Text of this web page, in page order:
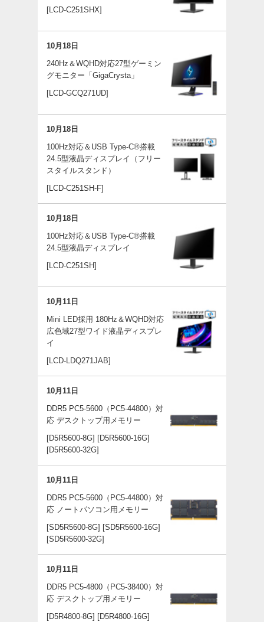
[LCD-C251SHX]
10月18日
240Hz＆WQHD対応27型ゲーミン
グモニター「GigaCrysta」
[LCD-GCQ271UD]
10月18日
100Hz対応＆USB Type-C®搭載
24.5型液晶ディスプレイ（フリー
スタイルスタンド）
[LCD-C251SH-F]
10月18日
100Hz対応＆USB Type-C®搭載
24.5型液晶ディスプレイ
[LCD-C251SH]
10月11日
Mini LED採用 180Hz＆WQHD対応
広色域27型ワイド液晶ディスプレ
イ
[LCD-LDQ271JAB]
10月11日
DDR5 PC5-5600（PC5-44800）対
応 デスクトップ用メモリー
[D5R5600-8G] [D5R5600-16G]
[D5R5600-32G]
10月11日
DDR5 PC5-5600（PC5-44800）対
応 ノートパソコン用メモリー
[SD5R5600-8G] [SD5R5600-16G]
[SD5R5600-32G]
10月11日
DDR5 PC5-4800（PC5-38400）対
応 デスクトップ用メモリー
[D5R4800-8G] [D5R4800-16G]